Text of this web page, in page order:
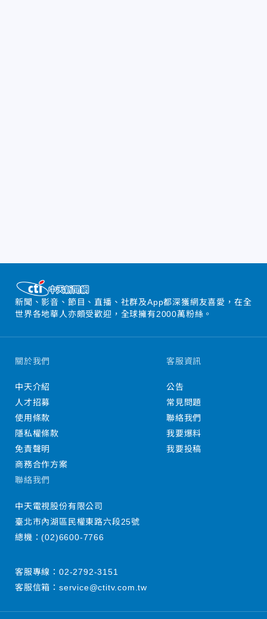
新聞、影音、節目、直播、社群及App都深獲網友喜愛，在全
世界各地華人亦頗受歡迎，全球擁有2000萬粉絲。
關於我們
中天介紹
人才招募
使用條款
隱私權條款
免責聲明
商務合作方案
客服資訊
公告
常見問題
聯絡我們
我要爆料
我要投稿
聯絡我們
中天電視股份有限公司
臺北市內湖區民權東路六段25號
總機：(02)6600-7766
客服專線： 02-2792-3151
客服信箱： service@ctitv.com.tw